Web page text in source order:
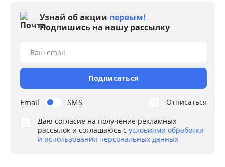
Узнай об акции первым!
Подпишись на нашу рассылку
Email SMS
Ваш email
Подписаться
Даю согласие на получение рекламных
рассылок и соглашаюсь с условиями обработки
и использования персональных данных
Отписаться